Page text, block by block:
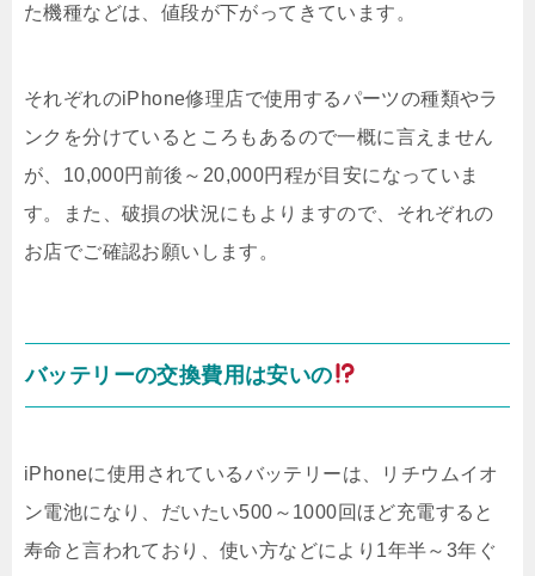
た機種などは、値段が下がってきています。
それぞれのiPhone修理店で使用するパーツの種類やラ
ンクを分けているところもあるので一概に言えません
が、10,000円前後～20,000円程が目安になっていま
す。また、破損の状況にもよりますので、それぞれの
お店でご確認お願いします。
バッテリーの交換費用は安いの
iPhoneに使用されているバッテリーは、リチウムイオ
ン電池になり、だいたい500～1000回ほど充電すると
寿命と言われており、使い方などにより1年半～3年ぐ